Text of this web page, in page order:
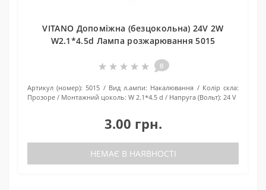
VITANO Допоміжна (безцокольна) 24V 2W
W2.1*4.5d Лампа розжарювання 5015
0
Артикул (номер): 5015 Вид л.ампи: Накалювання
Колір скла:
Прозоре
Монтажний цоколь: W 2.1*4.5 d Напруга (Вольт): 24 V
3.00 грн.
НЕМАЄ В НАЯВНОСТІ